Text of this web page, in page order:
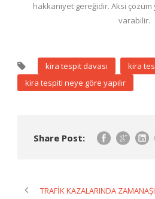
hakkaniyet gereğidir. Aksi çözüm
varabilir.
kira tespit davası
kira
kira tespiti neye göre yapılır
Share Post:
TRAFİK KAZALARINDA